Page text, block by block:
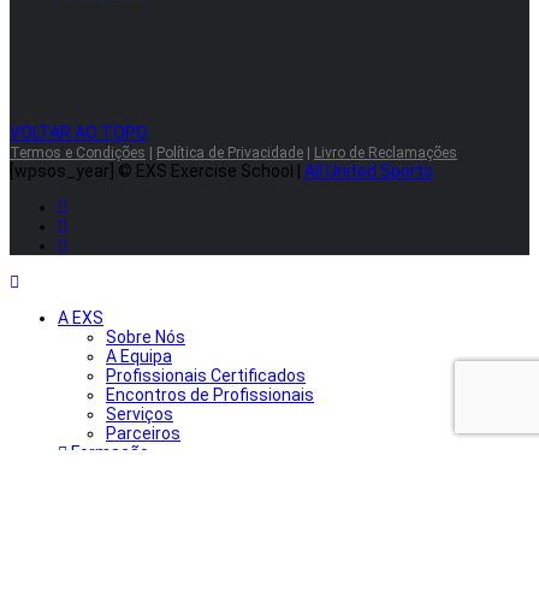
VOLTAR AO TOPO
Termos e Condições Política de Privacidade Livro de Reclamações
[wpsos_year] © EXS Exercise School | All United Sports
A EXS
Sobre Nós
A Equipa
Profissionais Certificados
Encontros de Profissionais
Serviços
Parceiros
Formação